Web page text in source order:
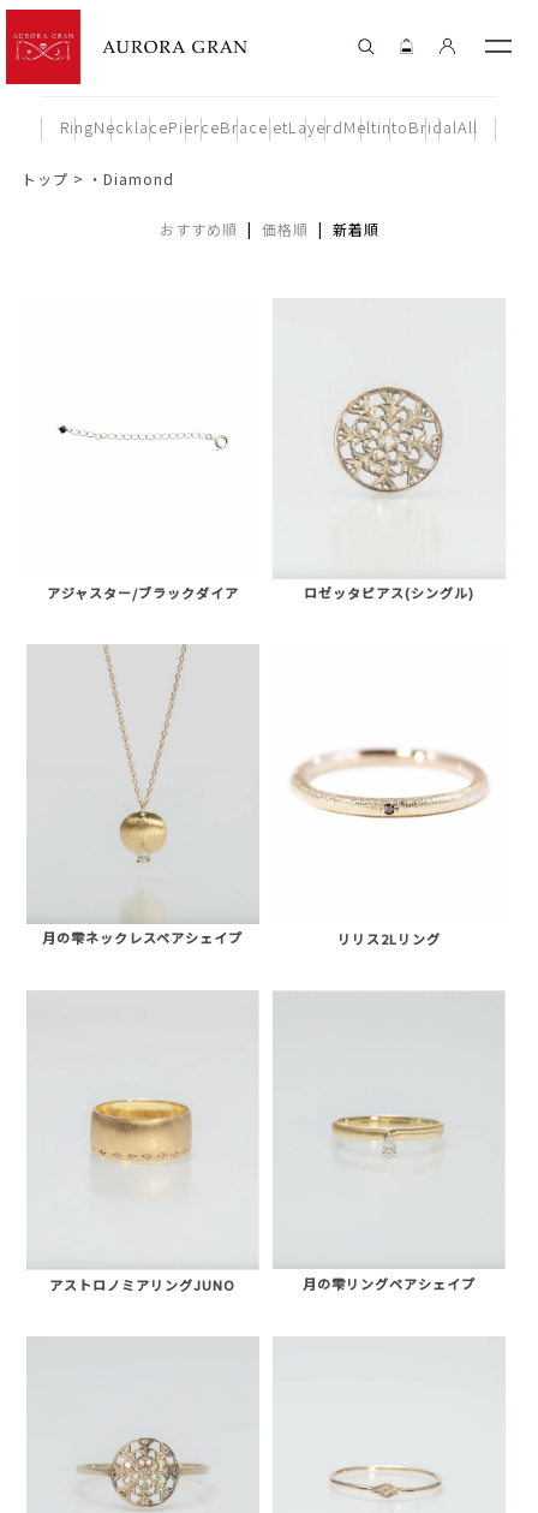
RingNecklacePierceBraceletLayerdMeltintoBridalAll
トップ ・Diamond
おすすめ順 | 価格順 | 新着順
アジャスター/ブラックダイア ロゼッタピアス(シングル)
月の雫ネックレスペアシェイプ リリス2Lリング
アストロノミアリングJUNO 月の雫リングペアシェイプ